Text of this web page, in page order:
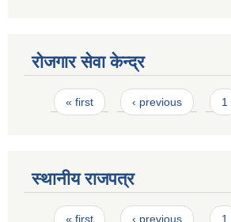
रोजगार सेवा केन्द्र
Pages
« first ‹ previous 1
स्थानीय राजपत्र
« first ‹ previous 1